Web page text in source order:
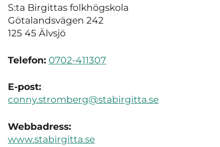
S:ta Birgittas folkhögskola
Götalandsvägen 242
125 45 Älvsjö
Telefon: 0702-411307
E-post:
conny.stromberg@stabirgitta.se
Webbadress:
www.stabirgitta.se